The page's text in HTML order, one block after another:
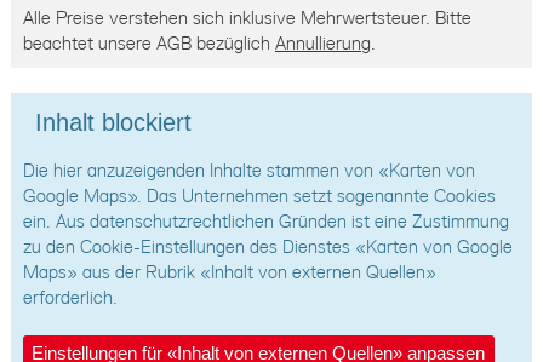
Alle Preise verstehen sich inklusive Mehrwertsteuer. Bitte
beachtet unsere AGB bezüglich Annullierung
Inhalt blockiert
Die hier anzuzeigenden Inhalte stammen von «Karten von
Google Maps». Das Unternehmen setzt sogenannte Cookies
ein. Aus datenschutzrechtlichen Gründen ist eine Zustimmung
zu den Cookie-Einstellungen des Dienstes «Karten von Google
Maps» aus der Rubrik «Inhalt von externen Quellen»
erforderlich.
Einstellungen für «Inhalt von externen Quellen» anpassen